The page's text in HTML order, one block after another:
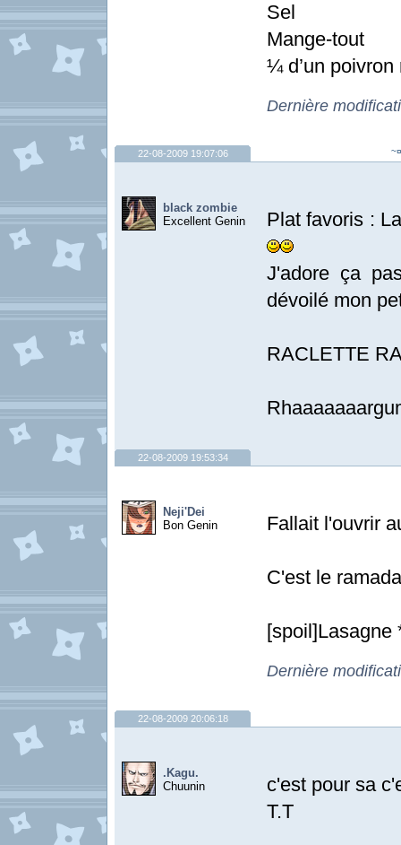
Sel
Mange-tout
¼ d’un poivron
Dernière
22-08-2009 19:07:06
black zombie
Excellent Genin
Plat favoris :
J'adore ça
dévoilé mon
RACLETTE
22-08-2009 19:53:34
Neji'Dei
Bon Genin
Fallait l'ouvrir
C'est le
[spoil]Lasagne
Dernière
22-08-2009 20:06:18
.Kagu.
Chuunin
c'est pour sa
T.T